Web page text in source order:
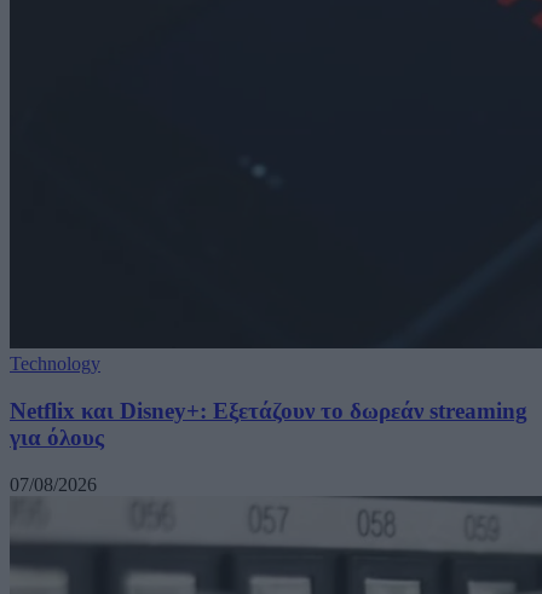
Technology
Netflix και Disney+: Εξετάζουν το δωρεάν streaming
για όλους
07/08/2026